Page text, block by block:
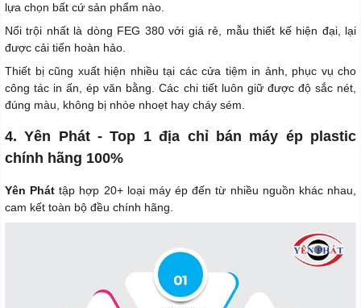
lựa chọn bất cứ sản phẩm nào.
Nổi trội nhất là dòng FEG 380 với giá rẻ, mẫu thiết kế hiện đại, lại
được cải tiến hoàn hảo.
Thiết bị cũng xuất hiện nhiều tại các cửa tiệm in ảnh, phục vụ cho
công tác in ấn, ép văn bằng. Các chi tiết luôn giữ được độ sắc nét,
đúng màu, không bị nhòe nhoẹt hay cháy sém.
4. Yên Phát - Top 1 địa chỉ bán máy ép plastic
chính hãng 100%
Yên Phát tập hợp 20+ loại máy ép đến từ nhiều nguồn khác nhau,
cam kết toàn bộ đều chính hãng.